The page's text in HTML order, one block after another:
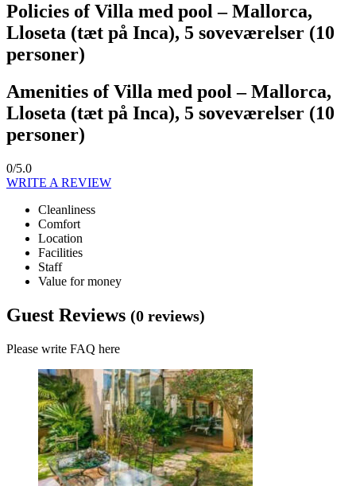
Policies of Villa med pool – Mallorca,
Lloseta (tæt på Inca), 5 soveværelser (10
personer)
Amenities of Villa med pool – Mallorca,
Lloseta (tæt på Inca), 5 soveværelser (10
personer)
0/5.0
WRITE A REVIEW
Cleanliness
Comfort
Location
Facilities
Staff
Value for money
Guest Reviews (0 reviews)
Please write FAQ here